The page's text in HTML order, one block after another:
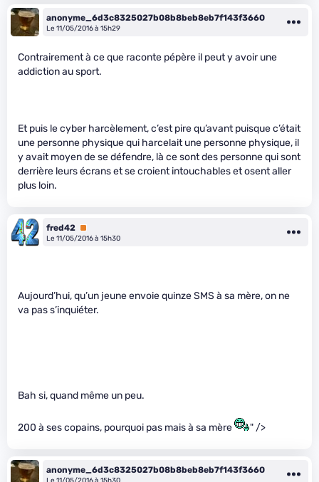
anonyme_6d3c8325027b08b8beb8eb7f143f3660
Le 11/05/2016 à 15h29
Contrairement à ce que raconte pépère il peut y avoir une
addiction au sport.
Et puis le cyber harcèlement, c’est pire qu’avant puisque c’était
une personne physique qui harcelait une personne physique, il
y avait moyen de se défendre, là ce sont des personne qui sont
derrière leurs écrans et se croient intouchables et osent aller
plus loin.
fred42 Premium
Le 11/05/2016 à 15h30
Aujourd’hui, qu’un jeune envoie quinze SMS à sa mère, on ne
va pas s’inquiéter.
Bah si, quand même un peu.
200 à ses copains, pourquoi pas mais à sa mère " />
anonyme_6d3c8325027b08b8beb8eb7f143f3660